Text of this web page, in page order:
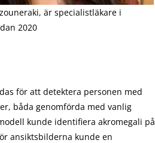
är specialistläkare i
2020
för att detektera personen med
båda genomförda med vanlig
kunde identifiera akromegali på
ansiktsbilderna kunde en